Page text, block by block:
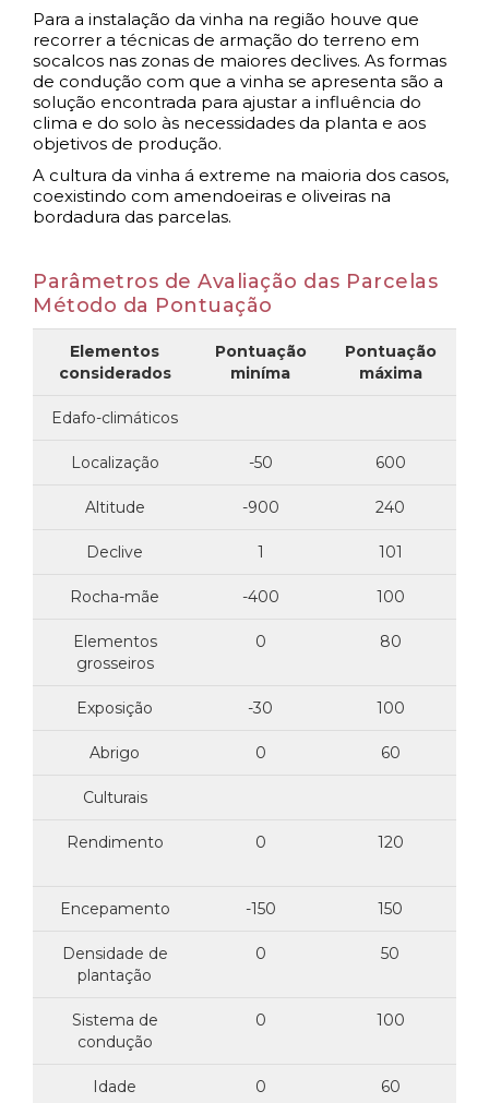
Para a instalação da vinha na região houve que
recorrer a técnicas de armação do terreno em
socalcos nas zonas de maiores declives. As formas
de condução com que a vinha se apresenta são a
solução encontrada para ajustar a influência do
clima e do solo às necessidades da planta e aos
objetivos de produção.
A cultura da vinha á extreme na maioria dos casos,
coexistindo com amendoeiras e oliveiras na
bordadura das parcelas.
Parâmetros de Avaliação das Parcelas
Método da Pontuação
Elementos
considerados
Pontuação
miníma
Pontuação
máxima
Edafo-climáticos
Localização -50 600
Altitude -900 240
Declive 1 101
Rocha-mãe -400 100
Elementos
grosseiros
0 80
Exposição -30 100
Abrigo 0 60
Culturais
Rendimento 0 120
Encepamento -150 150
Densidade de
plantação
0 50
Sistema de
condução
0 100
Idade 0 60